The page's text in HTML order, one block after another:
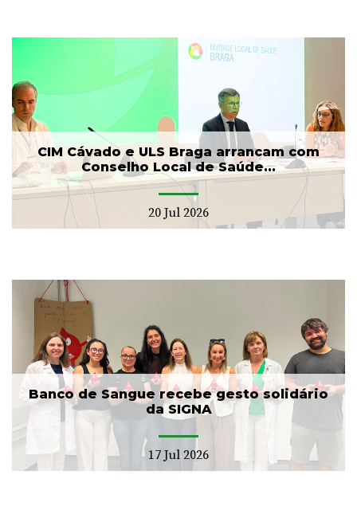
CIM Cávado e ULS Braga arrancam com
Conselho Local de Saúde...
20 Jul 2026
Banco de Sangue recebe gesto solidário
da SIGNA
17 Jul 2026